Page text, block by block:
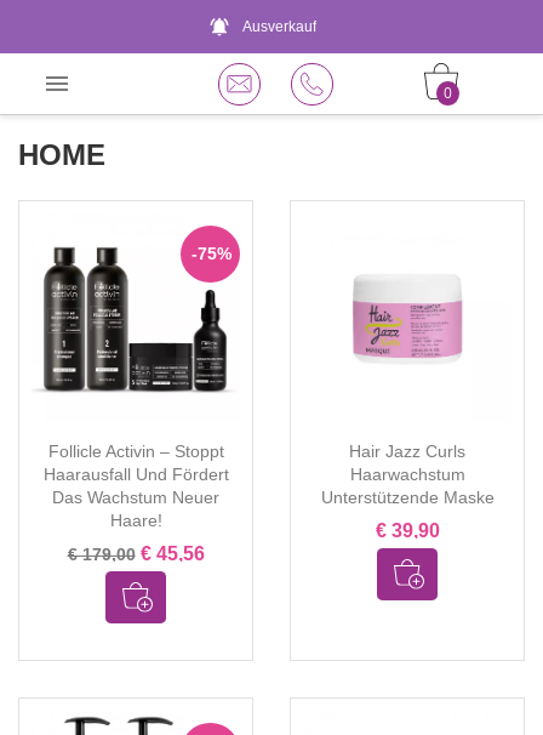
notifications_active Ausverkauf
 0
HOME
Follicle Activin – Stoppt
Haarausfall Und Fördert
Das Wachstum Neuer
Haare!
€ 179,00 € 45,56
-75%
Hair Jazz Curls
Haarwachstum
Unterstützende Maske
€ 39,90